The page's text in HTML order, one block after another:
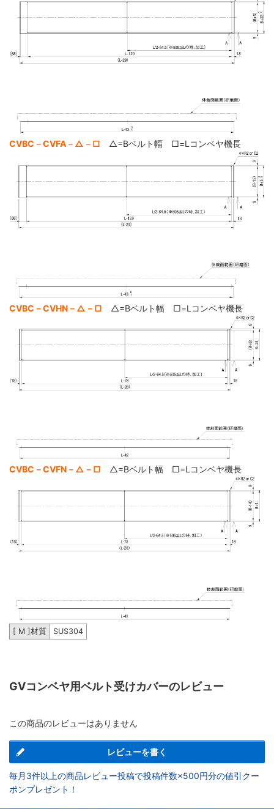
CVBC－CVFA－△－□ △=Bベルト幅 □=Lコンベヤ機長
CVBC－CVHN－△－□ △=Bベルト幅 □=Lコンベヤ機長
CVBC－CVFN－△－□ △=Bベルト幅 □=Lコンベヤ機長
[ M ]材質 SUS304
GVコンベヤ用ベルト受けカバーのレビュー
この商品のレビューはありません
レビューを書く
毎月3件以上の商品レビュー投稿で投稿件数×500円分の値引クー
ポンプレゼント！